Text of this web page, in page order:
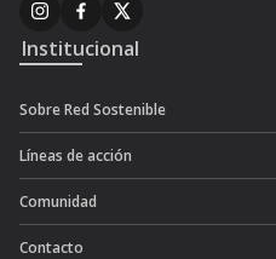
Institucional
Sobre Red Sostenible
Líneas de acción
Comunidad
Contacto